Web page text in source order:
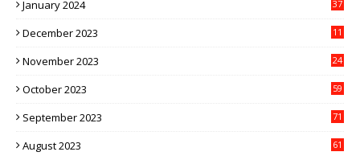
January 2024 37
December 2023 11
November 2023 24
October 2023 59
September 2023 71
August 2023 61